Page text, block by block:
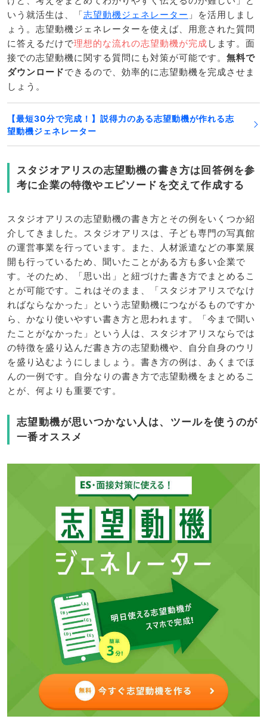
いう就活生は、「志望動機ジェネレーター 」を活用しまし
ょう。志望動機ジェネレーターを使えば、用意された質問
に答えるだけで理想的な流れの志望動機が完成 します。面
接での志望動機に関する質問にも対策が可能です。 無料で
ダウンロードできるので、効率的に志望動機を完成させま
しょう。
【最短30分で完成！】説得力のある志望動機が作れる志
望動機ジェネレーター
スタジオアリスの志望動機の書き方は回答例を参
考に企業の特徴やエピソードを交えて作成する
スタジオアリスの志望動機の書き方とその例をいくつか紹
介してきました。スタジオアリスは、子ども専門の写真館
の運営事業を行っています。また、人材派遣などの事業展
開も行っているため、聞いたことがある方も多い企業で
す。そのため、「思い出」と紐づけた書き方でまとめるこ
とが可能です。これはそのまま、「スタジオアリスでなけ
ればならなかった」という志望動機につながるものですか
ら、かなり使いやすい書き方と思われます。「今まで聞い
たことがなかった」という人は、スタジオアリスならでは
の特徴を盛り込んだ書き方の志望動機や、自分自身のウリ
を盛り込むようにしましょう。書き方の例は、あくまでほ
んの一例です。自分なりの書き方で志望動機をまとめるこ
とが、何よりも重要です。
志望動機が思いつかない人は、ツールを使うのが
一番オススメ